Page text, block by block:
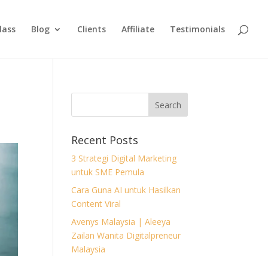
Blog Clients Affiliate Testimonials
Recent Posts
3 Strategi Digital Marketing
untuk SME Pemula
Cara Guna AI untuk Hasilkan
Content Viral
Avenys Malaysia | Aleeya
Zailan Wanita Digitalpreneur
Malaysia